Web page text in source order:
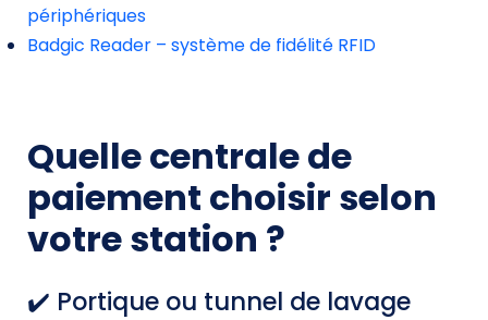
périphériques
Badgic Reader – système de fidélité RFID
Quelle centrale de
paiement choisir selon
votre station ?
✔️ Portique ou tunnel de lavage